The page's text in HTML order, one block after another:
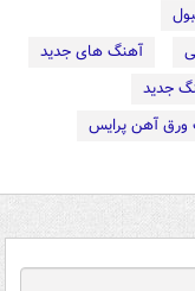
آهنگ های جدید
جدید
ورق آهن پرایس